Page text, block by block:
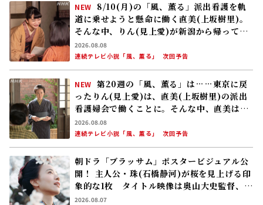
NEW
8/10(月)の「風、薫る」派出看護を軌
道に乗せようと懸命に働く直美(上坂樹里)。
そんな中、りん(見上愛)が新潟から帰ってく
る
2026.08.08
連続テレビ小説「風、薫る」
次回予告
NEW 第20週の「風、薫る」は……東京に戻
ったりん(見上愛)は、直美(上坂樹里)の派出
看護婦会で働くことに。そんな中、直美は自
分の理想とした無償の看護を始める
2026.08.08
連続テレビ小説「風、薫る」
次回予告
朝ドラ「ブラッサム」ポスタービジュアル公
開！ 主人公・珠(石橋静河)が桜を見上げる印
象的な1枚 タイトル映像は奥山大史監督、語
りは三條雅幸アナ 2026年度後期放送
2026.08.07